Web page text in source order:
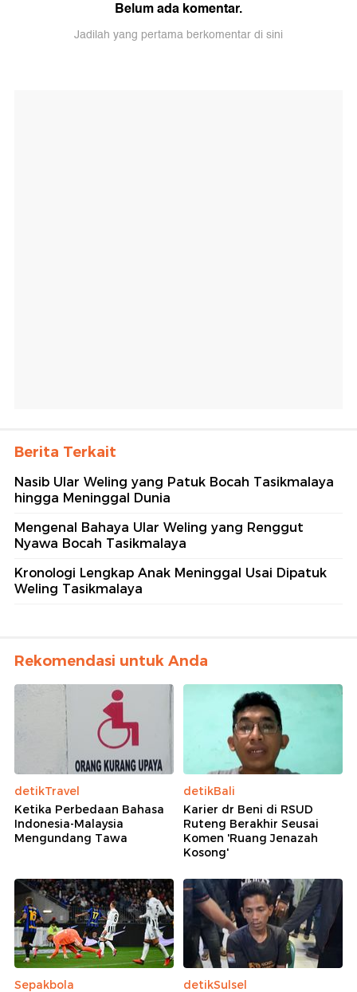
Belum ada komentar.
Jadilah yang pertama berkomentar di sini
Berita Terkait
Nasib Ular Weling yang Patuk Bocah Tasikmalaya
hingga Meninggal Dunia
Mengenal Bahaya Ular Weling yang Renggut
Nyawa Bocah Tasikmalaya
Kronologi Lengkap Anak Meninggal Usai Dipatuk
Weling Tasikmalaya
Rekomendasi untuk Anda
detikTravel
Ketika Perbedaan Bahasa
Indonesia-Malaysia
Mengundang Tawa
detikBali
Karier dr Beni di RSUD
Ruteng Berakhir Seusai
Komen 'Ruang Jenazah
Kosong'
Sepakbola detikSulsel